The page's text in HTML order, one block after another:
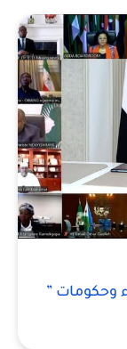
وحكومات ”